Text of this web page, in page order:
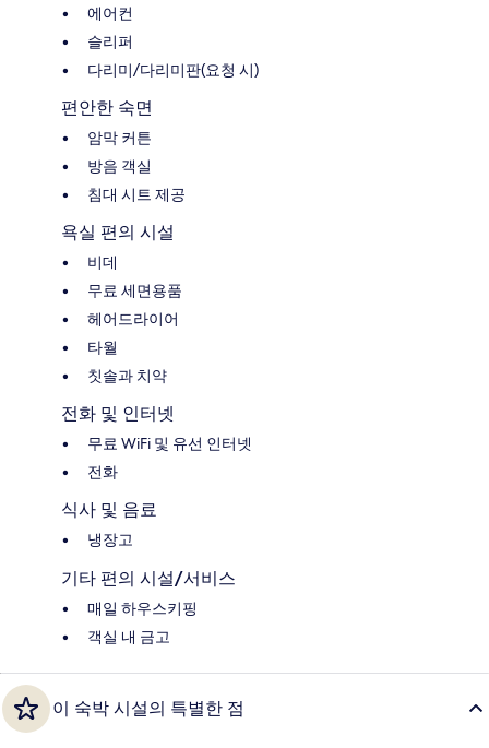
에어컨
슬리퍼
다리미/다리미판(요청 시)
편안한 숙면
암막 커튼
방음 객실
침대 시트 제공
욕실 편의 시설
비데
무료 세면용품
헤어드라이어
타월
칫솔과 치약
전화 및 인터넷
무료 WiFi 및 유선 인터넷
전화
식사 및 음료
냉장고
기타 편의 시설/서비스
매일 하우스키핑
객실 내 금고
이 숙박 시설의 특별한 점